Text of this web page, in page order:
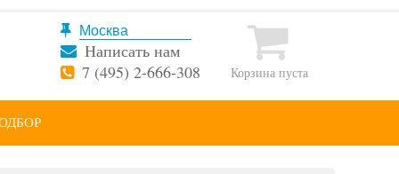
Написать нам
7 (495) 2-666-308
Корзина пуста